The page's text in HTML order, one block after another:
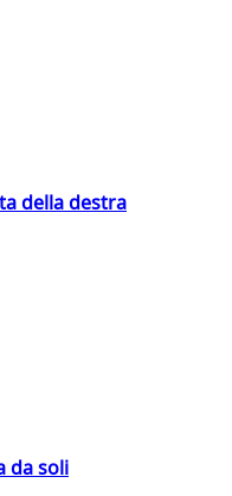
della destra
da soli